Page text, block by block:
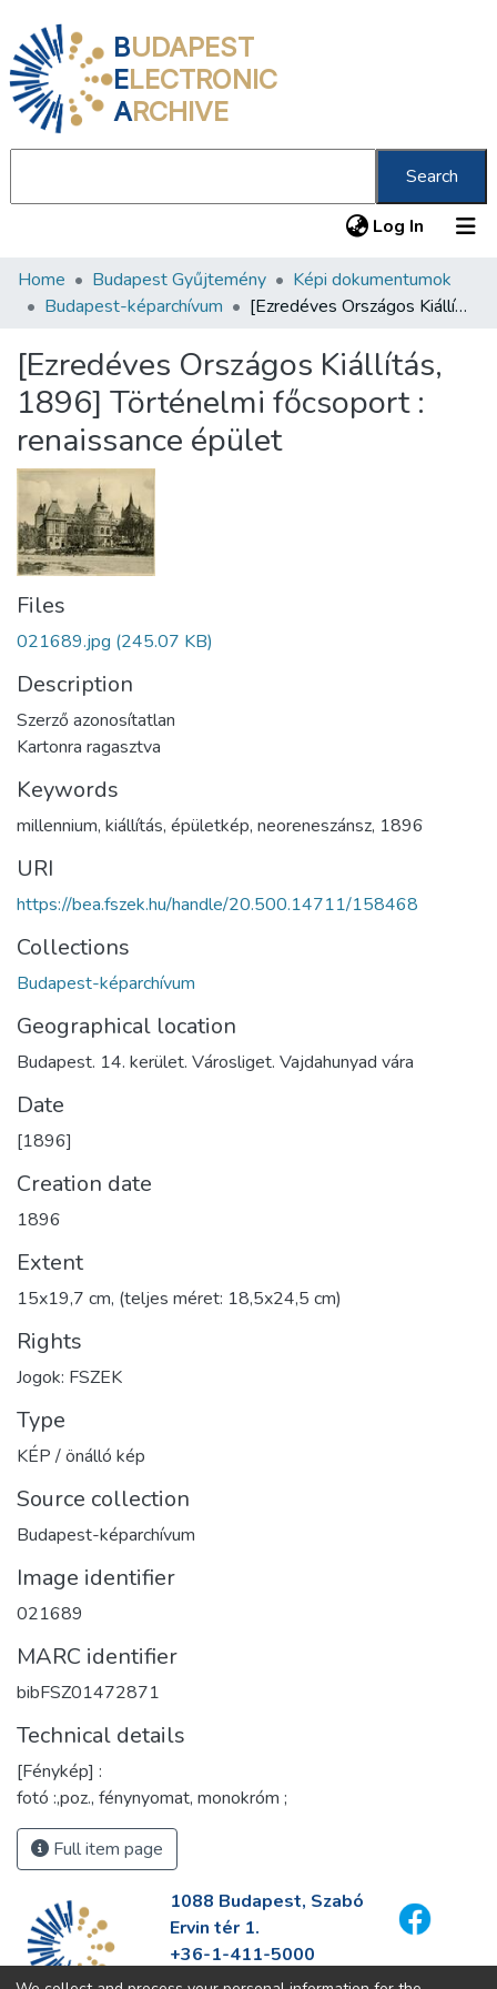
BUDAPEST
ELECTRONIC
ARCHIVE
Search
Log In (current)
Communities & Collections
Statistics
About us
Home Budapest Gyűjtemény
Képi dokumentumok
Budapest-képarchívum
[Ezredéves Országos Kiállítás, 1896] Történelmi főcsoport : renaissance épület
[Ezredéves Országos Kiállítás,
1896] Történelmi főcsoport :
renaissance épület
Files
021689.jpg (245.07 KB)
Description
Szerző azonosítatlan
Kartonra ragasztva
Keywords
millennium, kiállítás, épületkép, neoreneszánsz, 1896
URI
https://bea.fszek.hu/handle/20.500.14711/158468
Collections
Budapest-képarchívum
Geographical location
Budapest. 14. kerület. Városliget. Vajdahunyad vára
Date
[1896]
Creation date
1896
Extent
15x19,7 cm, (teljes méret: 18,5x24,5 cm)
Rights
Jogok: FSZEK
Type
KÉP / önálló kép
Source collection
Budapest-képarchívum
Image identifier
021689
MARC identifier
bibFSZ01472871
Technical details
[Fénykép] :
fotó :,poz., fénynyomat, monokróm ;
Full item page
1088 Budapest, Szabó
Ervin tér 1.
+36-1-411-5000
info@fszek.hu